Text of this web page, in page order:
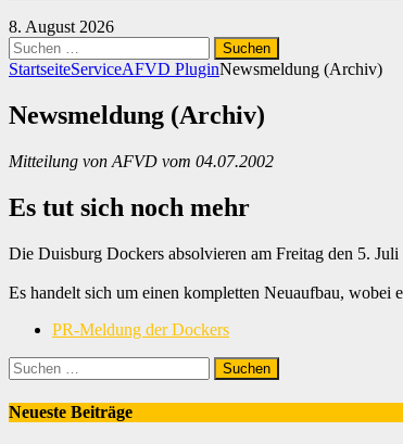
8. August 2026
Suchen
nach:
StartseiteServiceAFVD PluginNewsmeldung (Archiv)
Newsmeldung (Archiv)
Mitteilung von AFVD vom 04.07.2002
Es tut sich noch mehr
Die Duisburg Dockers absolvieren am Freitag den 5.
Es handelt sich um einen kompletten Neuaufbau,
PR-Meldung der Dockers
Suchen
nach:
Neueste Beiträge